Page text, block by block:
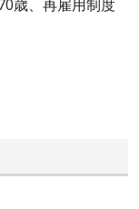
歳、再雇用制度